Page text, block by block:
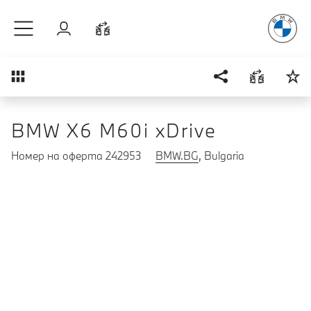
Вход
Преглед
BMW X6 M60i xDrive
Номер на оферта 242953 BMW.BG, Bulgaria